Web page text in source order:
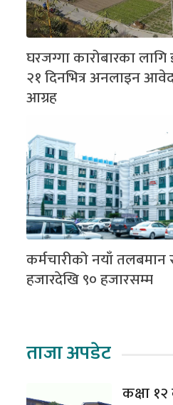
घरजग्गा कारोबारका लागि
२१ दिनभित्र अनलाइन
आग्रह
कर्मचारीको नयाँ
हजारदेखि ९० हजारसम्म
ताजा अपडेट
कक्षा